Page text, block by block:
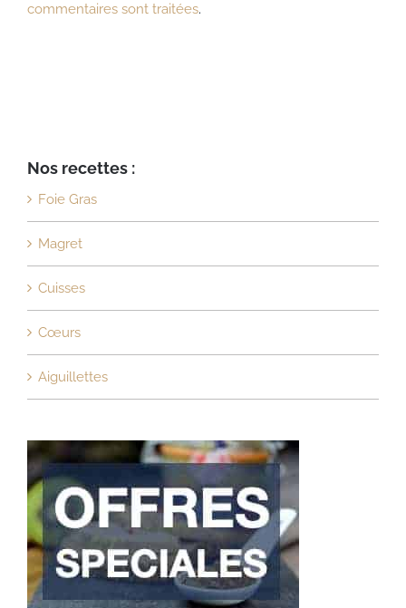
commentaires sont traitées.
Nos recettes :
Foie Gras
Magret
Cuisses
Cœurs
Aiguillettes